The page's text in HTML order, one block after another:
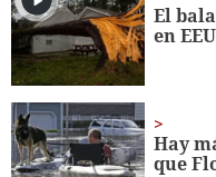
35
seconds
El
en
Hay
que